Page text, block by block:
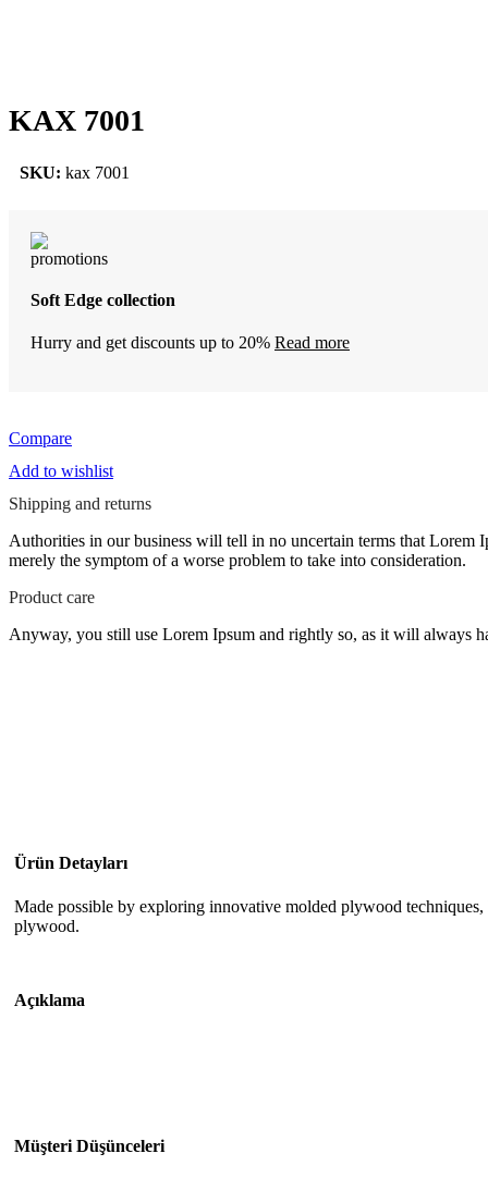
KAX 7001
SKU: kax 7001
Soft Edge collection
Hurry and get discounts up to 20% Read more
Compare
Add to wishlist
Shipping and returns
Authorities in our business will tell in no uncertain terms that Lorem
merely the symptom of a worse problem to take into consideration.
Product care
Anyway, you still use Lorem Ipsum and rightly so, as it will always
Ürün Detayları
Made possible by exploring innovative molded plywood
plywood.
Açıklama
Müşteri Düşünceleri